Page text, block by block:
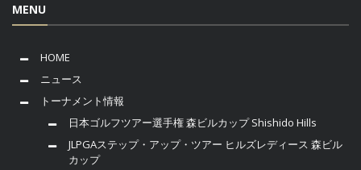
MENU
HOME
ニュース
トーナメント情報
日本ゴルフツアー選手権 森ビルカップ Shishido Hills
JLPGAステップ・アップ・ツアー ヒルズレディース 森ビル
カップ